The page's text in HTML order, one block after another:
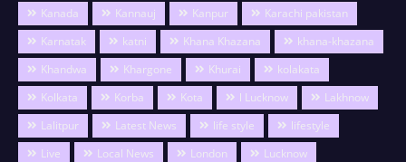
Kanada
Kannauj Kanpur
Karachi pakistan
Karnatak
katni Khana Khazana
khana-khazana
Khandwa
Khargone Khurai
kolakata
Kolkata
Korba Kota l Lucknow
Lakhnow
Lalitpur
Latest News life style
lifestyle
Live
Local News London
Lucknow